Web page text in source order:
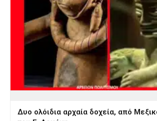
Δυο ολόιδια αρχαία δοχεία, από